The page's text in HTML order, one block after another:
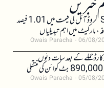
خبریں SC کروڈ آئل کی قیمت میں 1.01 فیصد
مارکیٹ میں اہم تبدیلیاں
Owais Paracha 06/08/
حملے کے بعد سات دنوں
Owais Paracha 05/08/